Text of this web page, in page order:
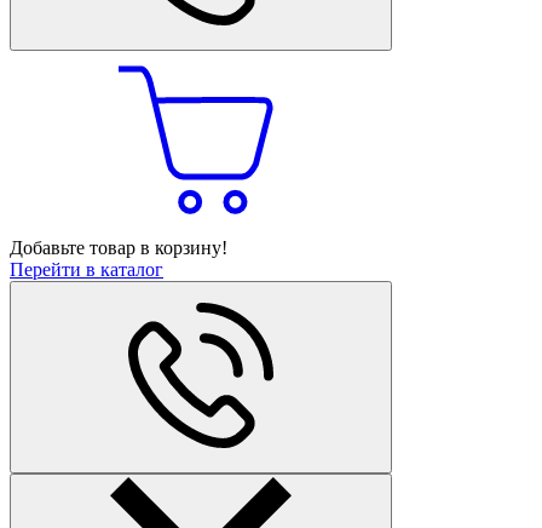
Добавьте товар в корзину!
Перейти в каталог